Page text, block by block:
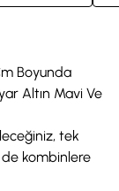
Boyunda
Altın Mavi Ve
tek
de kombinlere